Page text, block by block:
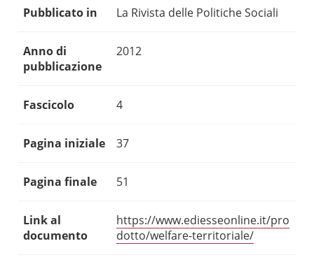
Pubblicato in La Rivista delle Politiche Sociali
Anno di
pubblicazione
2012
Fascicolo 4
Pagina iniziale 37
Pagina finale 51
Link al
documento
https://www.ediesseonline.it/pro
dotto/welfare-territoriale/